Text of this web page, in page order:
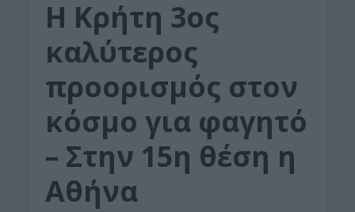
Η Κρήτη 3ος
καλύτερος
προορισμός στον
κόσμο για φαγητό
– Στην 15η θέση η
Αθήνα